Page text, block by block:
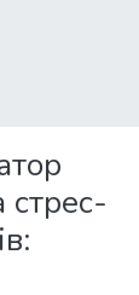
cтрес-